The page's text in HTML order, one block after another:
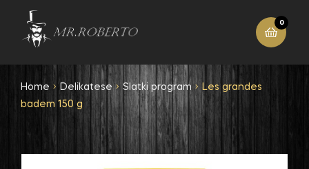
0
Home Delikatese Slatki program
Les grandes
badem 150 g